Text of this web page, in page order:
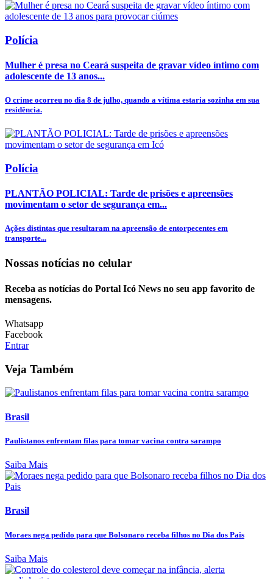
Polícia
Mulher é presa no Ceará suspeita de gravar vídeo íntimo com
adolescente de 13 anos...
O crime ocorreu no dia 8 de julho, quando a vítima estaria sozinha em sua
residência.
Polícia
PLANTÃO POLICIAL: Tarde de prisões e apreensões
movimentam o setor de segurança em...
Ações distintas que resultaram na apreensão de entorpecentes em
transporte...
Nossas notícias no celular
Receba as notícias do Portal Icó News no seu app favorito de
mensagens.
Whatsapp
Facebook
Entrar
Veja Também
Brasil
Paulistanos enfrentam filas para tomar vacina contra sarampo
Saiba Mais
Brasil
Moraes nega pedido para que Bolsonaro receba filhos no Dia dos Pais
Saiba Mais